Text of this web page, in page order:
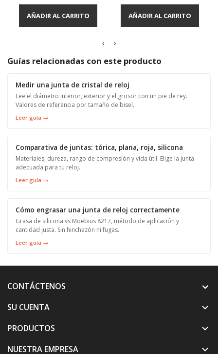
AÑADIR AL CARRITO AÑADIR AL CARRITO
Guías relacionadas con este producto
Medir una junta de cristal de reloj
Lee el diámetro interior, exterior y el grosor con un pie de rey.
Valores de referencia por tamaño de bisel.
Leer guía →
Comparativa de juntas: tórica, plana, roja, silicona
Materiales, dureza, rango de compresión y vida útil. Elige la junta
adecuada para tu reloj.
Leer guía →
Cómo engrasar una junta de reloj correctamente
Grasa de silicona vs Moebius 8217, método de aplicación y
cantidad justa. Sin hinchazón ni fugas.
Leer guía →
CONTÁCTENOS
SU CUENTA

PRODUCTOS 
NUESTRA EMPRESA 